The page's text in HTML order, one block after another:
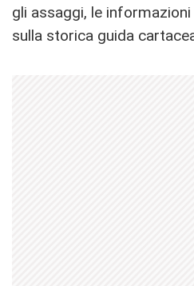
gli assaggi, le
sulla storica guida